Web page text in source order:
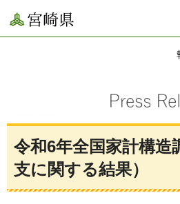
宮崎県
令和6年全国家計構造
支に関する結果）